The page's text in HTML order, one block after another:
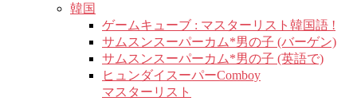
韓国
ゲームキューブ : マスターリスト韓国語 !
サムスンスーパーカム*男の子 (バーゲン)
サムスンスーパーカム*男の子 (英語で)
ヒュンダイスーパーComboy
マスターリスト